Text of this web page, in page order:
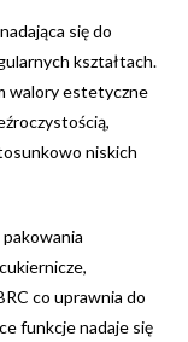
się do
kształtach.
walory estetyczne
niskich
co uprawnia do
funkcje nadaje się